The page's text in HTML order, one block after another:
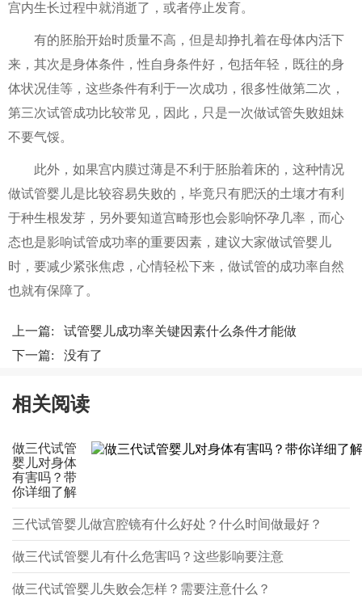
宫内生长过程中就消逝了，或者停止发育。
有的胚胎开始时质量不高，但是却挣扎着在母体内活下
来，其次是身体条件，性自身条件好，包括年轻，既往的身
体状况佳等，这些条件有利于一次成功，很多性做第二次，
第三次试管成功比较常见，因此，只是一次做试管失败姐妹
不要气馁。
此外，如果宫内膜过薄是不利于胚胎着床的，这种情况
做试管婴儿是比较容易失败的，毕竟只有肥沃的土壤才有利
于种生根发芽，另外要知道宫畸形也会影响怀孕几率，而心
态也是影响试管成功率的重要因素，建议大家做试管婴儿
时，要减少紧张焦虑，心情轻松下来，做试管的成功率自然
也就有保障了。
上一篇: 试管婴儿成功率关键因素什么条件才能做
下一篇: 没有了
相关阅读
做三代试管
婴儿对身体
有害吗？带
你详细了解
三代试管婴儿做宫腔镜有什么好处？什么时间做最好？
做三代试管婴儿有什么危害吗？这些影响要注意
做三代试管婴儿失败会怎样？需要注意什么？